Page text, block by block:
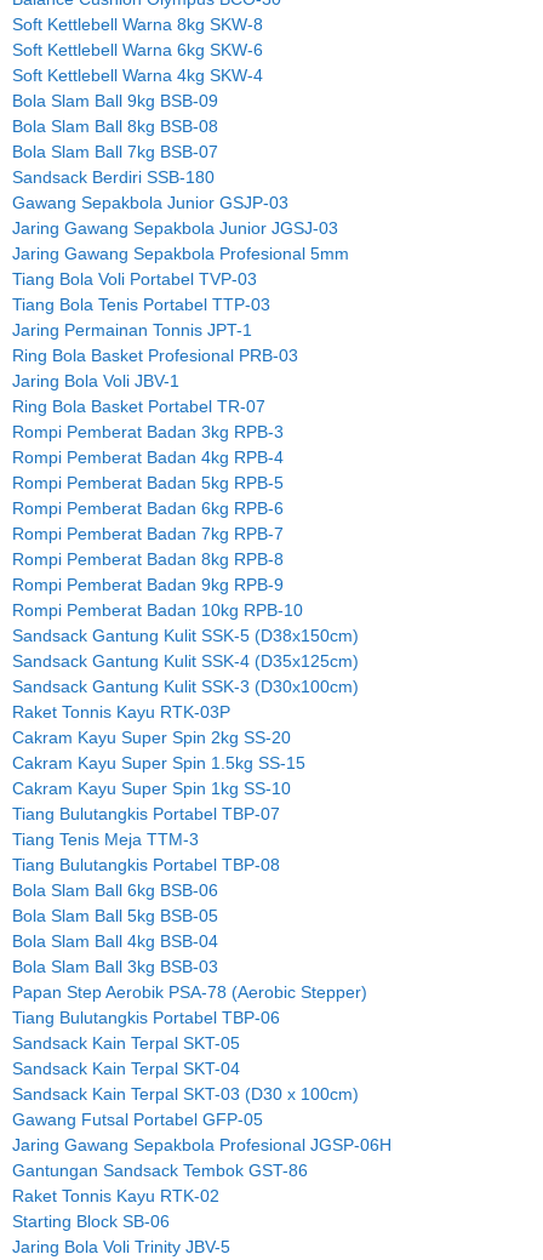
Soft Kettlebell Warna 8kg SKW-8
Soft Kettlebell Warna 6kg SKW-6
Soft Kettlebell Warna 4kg SKW-4
Bola Slam Ball 9kg BSB-09
Bola Slam Ball 8kg BSB-08
Bola Slam Ball 7kg BSB-07
Sandsack Berdiri SSB-180
Gawang Sepakbola Junior GSJP-03
Jaring Gawang Sepakbola Junior JGSJ-03
Jaring Gawang Sepakbola Profesional 5mm
Tiang Bola Voli Portabel TVP-03
Tiang Bola Tenis Portabel TTP-03
Jaring Permainan Tonnis JPT-1
Ring Bola Basket Profesional PRB-03
Jaring Bola Voli JBV-1
Ring Bola Basket Portabel TR-07
Rompi Pemberat Badan 3kg RPB-3
Rompi Pemberat Badan 4kg RPB-4
Rompi Pemberat Badan 5kg RPB-5
Rompi Pemberat Badan 6kg RPB-6
Rompi Pemberat Badan 7kg RPB-7
Rompi Pemberat Badan 8kg RPB-8
Rompi Pemberat Badan 9kg RPB-9
Rompi Pemberat Badan 10kg RPB-10
Sandsack Gantung Kulit SSK-5 (D38x150cm)
Sandsack Gantung Kulit SSK-4 (D35x125cm)
Sandsack Gantung Kulit SSK-3 (D30x100cm)
Raket Tonnis Kayu RTK-03P
Cakram Kayu Super Spin 2kg SS-20
Cakram Kayu Super Spin 1.5kg SS-15
Cakram Kayu Super Spin 1kg SS-10
Tiang Bulutangkis Portabel TBP-07
Tiang Tenis Meja TTM-3
Tiang Bulutangkis Portabel TBP-08
Bola Slam Ball 6kg BSB-06
Bola Slam Ball 5kg BSB-05
Bola Slam Ball 4kg BSB-04
Bola Slam Ball 3kg BSB-03
Papan Step Aerobik PSA-78 (Aerobic Stepper)
Tiang Bulutangkis Portabel TBP-06
Sandsack Kain Terpal SKT-05
Sandsack Kain Terpal SKT-04
Sandsack Kain Terpal SKT-03 (D30 x 100cm)
Gawang Futsal Portabel GFP-05
Jaring Gawang Sepakbola Profesional JGSP-06H
Gantungan Sandsack Tembok GST-86
Raket Tonnis Kayu RTK-02
Starting Block SB-06
Jaring Bola Voli Trinity JBV-5